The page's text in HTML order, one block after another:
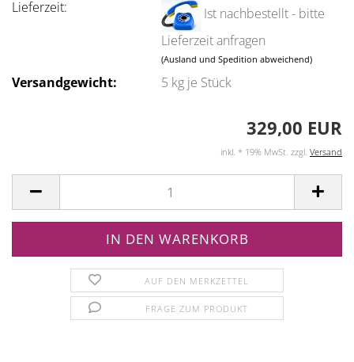
Lieferzeit:
Ist nachbestellt - bitte
Lieferzeit anfragen
(Ausland und Spedition abweichend)
Versandgewicht: 5 kg je Stück
329,00 EUR
inkl. * 19% MwSt. zzgl. Versand
AUF DEN MERKZETTEL
FRAGE ZUM PRODUKT